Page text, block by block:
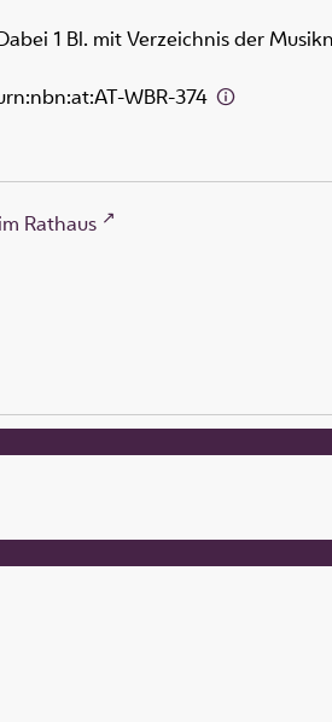
1 Bl. mit Verzeichnis der
WBR-374
Rathaus